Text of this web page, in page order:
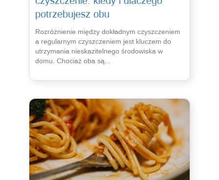
potrzebujesz obu
Rozróżnienie między dokładnym czyszczeniem
a regularnym czyszczeniem jest kluczem do
utrzymania nieskazitelnego środowiska w
domu. Chociaż oba są...